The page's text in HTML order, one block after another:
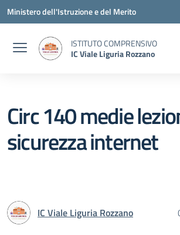
Vai ai contenuti
Vai al menu di navigazione
Vai al footer
Ministero dell'Istruzione e del Merito
ISTITUTO COMPRENSIVO
IC Viale Liguria Rozzano
Circ 140 medie
sicurezza internet
IC Viale Liguria Rozzano